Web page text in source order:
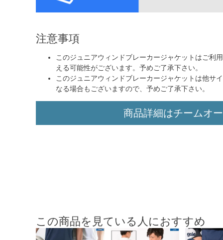
注意事項
このジュニアウィンドブレーカージャケットはご利
える可能性がございます。予めご了承下さい。
このジュニアウィンドブレーカージャケットは他サ
なる場合もございますので、予めご了承下さい。
商品詳細はチームオ
この商品を見ている人におすすめ